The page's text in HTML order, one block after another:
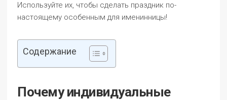
Используйте их, чтобы сделать праздник по-
настоящему особенным для именинницы!
Содержание
Почему индивидуальные